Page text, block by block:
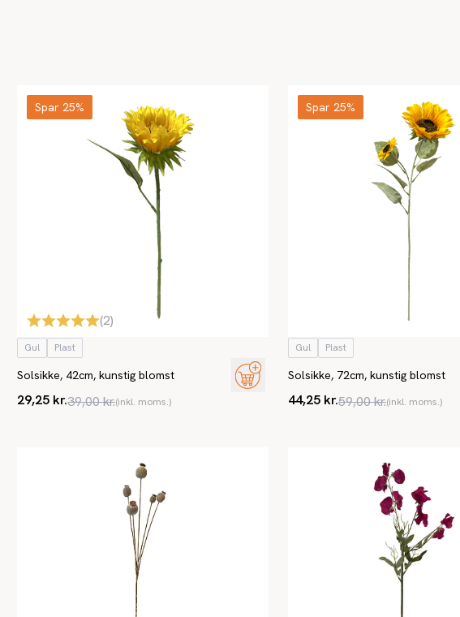
Spar 25%
(2)
Gul Plast
Solsikke, 42cm, kunstig blomst
29,25 kr.39,00 kr.(inkl. moms.)
Spar 25%
Gul Plast
Solsikke, 72cm, kunstig blomst
44,25 kr.59,00 kr.(inkl. moms.)